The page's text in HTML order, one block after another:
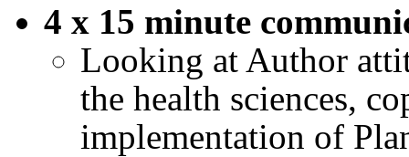
4 x 15 minute
Looking at Author
the health sciences,
implementation of